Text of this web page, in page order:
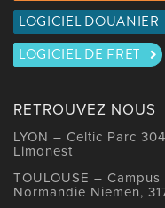
LOGICIEL DOUANIER
LOGICIEL DE FRET
RETROUVEZ NOUS
LYON – Celtic Parc
Limonest
TOULOUSE –
Normandie Niemen,